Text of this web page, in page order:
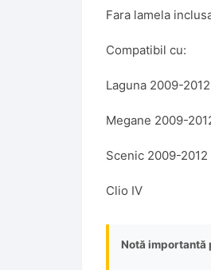
Fara lamela
Compatibil cu:
Laguna 2009-2012
Megane 2009-
Scenic 2009-2012
Clio IV
Notă